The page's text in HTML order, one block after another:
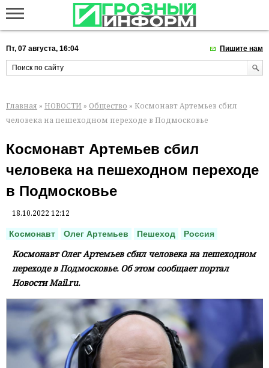
Пт, 07 августа, 16:04 Пишите нам
Главная » НОВОСТИ » Общество » Космонавт Артемьев сбил
человека на пешеходном переходе в Подмосковье
Космонавт Артемьев сбил
человека на пешеходном переходе
в Подмосковье
18.10.2022 12:12
Космонавт Олег Артемьев Пешеход Россия
Космонавт Олег Артемьев сбил человека на пешеходном
переходе в Подмосковье. Об этом сообщает портал
Новости Mail.ru.